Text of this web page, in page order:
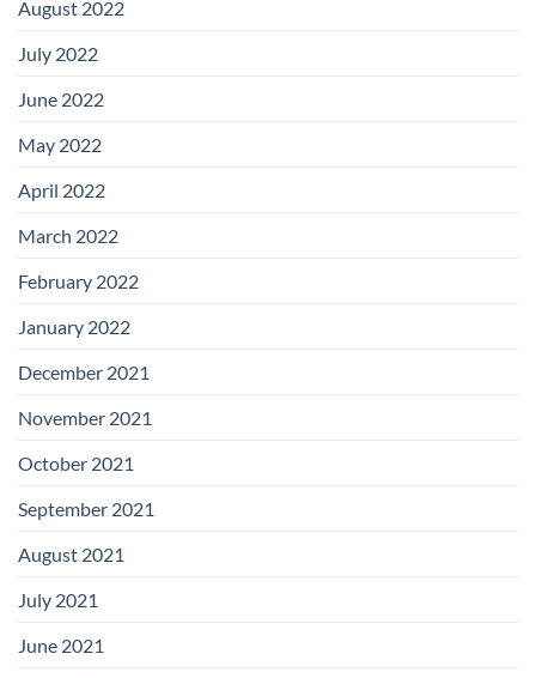
August 2022
July 2022
June 2022
May 2022
April 2022
March 2022
February 2022
January 2022
December 2021
November 2021
October 2021
September 2021
August 2021
July 2021
June 2021